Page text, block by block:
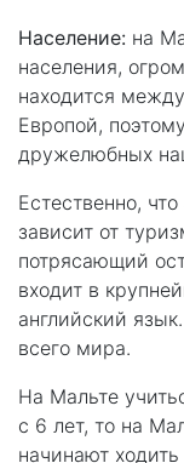
Население: на
населения,
находится
Европой,
дружелюбных
Естественно,
зависит от
потрясающий
входит в
английский
всего мира.
На Мальте
с 6 лет, то на
начинают